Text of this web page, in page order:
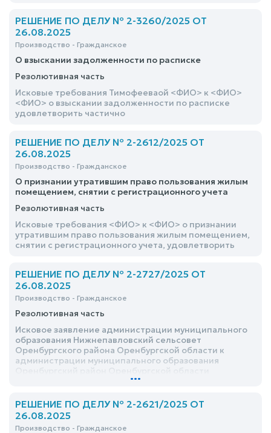
РЕШЕНИЕ ПО ДЕЛУ № 2-3260/2025 ОТ
26.08.2025
Производство - Гражданское
О взыскании задолженности по расписке
Резолютивная часть
Исковые требования Тимофееваой <ФИО> к <ФИО>
<ФИО> о взыскании задолженности по расписке
удовлетворить частично
РЕШЕНИЕ ПО ДЕЛУ № 2-2612/2025 ОТ
26.08.2025
Производство - Гражданское
О признании утратившим право пользования жилым
помещением, снятии с регистрационного учета
Резолютивная часть
Исковые требования <ФИО> к <ФИО> о признании
утратившим право пользования жилым помещением,
снятии с регистрационного учета, удовлетворить
РЕШЕНИЕ ПО ДЕЛУ № 2-2727/2025 ОТ
26.08.2025
Производство - Гражданское
Резолютивная часть
Исковое заявление администрации муниципального
образования Нижнепавловский сельсовет
Оренбургского района Оренбургской области к
администрации муниципального образования
опризнанииправа собственности на объект
какбесхозяйный, удовлетворить
...
РЕШЕНИЕ ПО ДЕЛУ № 2-2621/2025 ОТ
26.08.2025
Производство - Гражданское